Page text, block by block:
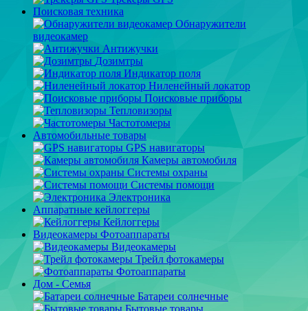
Поисковая техника
Обнаружители
видеокамер
Антижучки
Дозимтры
Индикатор поля
Ниленейный локатор
Поисковые приборы
Тепловизоры
Частотомеры
Автомобильные товары
GPS навигаторы
Камеры автомобиля
Системы охраны
Системы помощи
Электроника
Аппаратные кейлоггеры
Кейлоггеры
Видеокамеры Фотоаппараты
Видеокамеры
Трейл фотокамеры
Фотоаппараты
Дом - Семья
Батареи солнечные
Бытовые товары